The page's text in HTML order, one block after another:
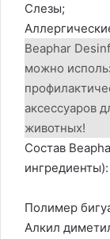
Слезы;
Beaphar
можно
аксессуаров
животных!
Состав
ингредиенты):
Полимер
Алкил